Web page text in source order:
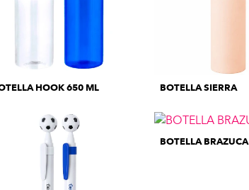
HOOK 650 ML BOTELLA SIERRA
BOTELLA BRAZUCA